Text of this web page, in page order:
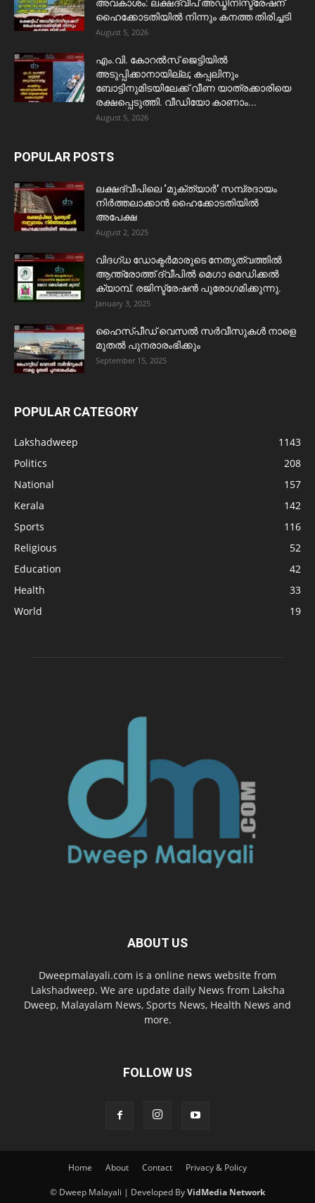
അവകാശം: ലക്ഷദ്വീപ് അഡ്മിനിസ്ട്രേഷന്
ഹൈക്കോടതിയിൽ നിന്നും കനത്ത തിരിച്ചടി
August 5, 2026
​എം.വി. കോറൽസ് ജെട്ടിയിൽ
അടുപ്പിക്കാനായില്ല; കപ്പലിനും
ബോട്ടിനുമിടയിലേക്ക് വീണ യാത്രക്കാരിയെ
രക്ഷപ്പെടുത്തി. വീഡിയോ കാണാം...
August 5, 2026
POPULAR POSTS
ലക്ഷദ്വീപിലെ ‘മുക്ത്യാർ’ സമ്പ്രദായം
നിർത്തലാക്കാൻ ഹൈക്കോടതിയിൽ
അപേക്ഷ
August 2, 2025
വിദഗ്ധ ഡോക്ടർമാരുടെ നേതൃത്വത്തിൽ
ആന്ത്രോത്ത് ദ്വീപിൽ മെഗാ മെഡിക്കൽ
ക്യാമ്പ്. രജിസ്ട്രേഷൻ പുരോഗമിക്കുന്നു.
January 3, 2025
ഹൈസ്പീഡ് വെസൽ സർവീസുകൾ നാളെ
മുതൽ പുനരാരംഭിക്കും
September 15, 2025
POPULAR CATEGORY
Lakshadweep
1143
Politics
208
National
157
Kerala
142
Sports
116
Religious
52
Education
42
Health
33
World
19
ABOUT US
Dweepmalayali.com is a online news website from
Lakshadweep. We are update daily News from Laksha
Dweep, Malayalam News, Sports News, Health News and
more.
FOLLOW US
Home About Contact Privacy & Policy
© Dweep Malayali | Developed ByVidMedia Network